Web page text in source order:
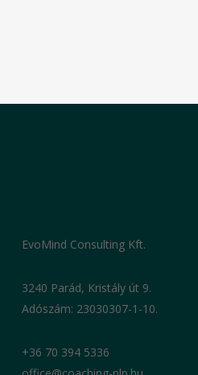
EvoMind Consulting Kft.
3240 Parád, Kristály út 9.
Adószám: 23030307-1-10.
+36 70 394 5336